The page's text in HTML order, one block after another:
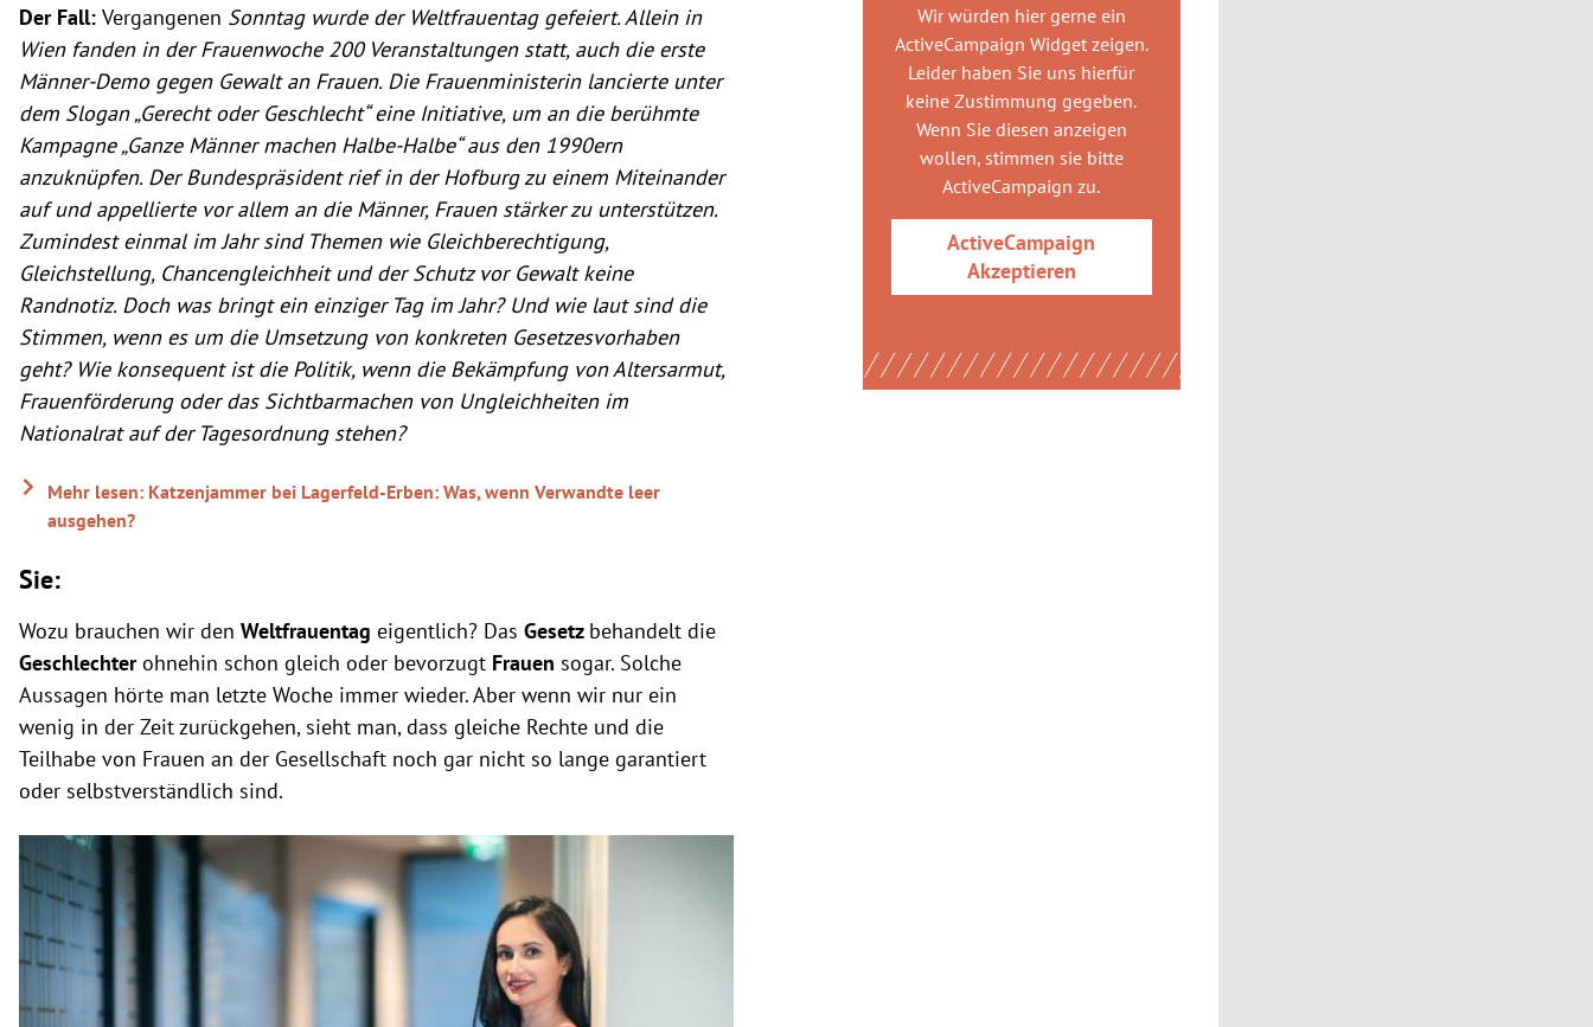
Der Fall: Vergangenen Sonntag wurde der Weltfrauentag gefeiert. Allein in
Wien fanden in der Frauenwoche 200 Veranstaltungen statt, auch die erste
Männer-Demo gegen Gewalt an Frauen. Die Frauenministerin lancierte unter
dem Slogan „Gerecht oder Geschlecht“ eine Initiative, um an die berühmte
Kampagne „Ganze Männer machen Halbe-Halbe“ aus den 1990ern
anzuknüpfen. Der Bundespräsident rief in der Hofburg zu einem Miteinander
auf und appellierte vor allem an die Männer, Frauen stärker zu unterstützen.
Zumindest einmal im Jahr sind Themen wie Gleichberechtigung,
Gleichstellung, Chancengleichheit und der Schutz vor Gewalt keine
Randnotiz. Doch was bringt ein einziger Tag im Jahr? Und wie laut sind die
Stimmen, wenn es um die Umsetzung von konkreten Gesetzesvorhaben
geht? Wie konsequent ist die Politik, wenn die Bekämpfung von Altersarmut,
Frauenförderung oder das Sichtbarmachen von Ungleichheiten im
Nationalrat auf der Tagesordnung stehen?
Mehr lesen: Katzenjammer bei Lagerfeld-Erben: Was, wenn Verwandte leer
ausgehen?
Sie:
Wozu brauchen wir den Weltfrauentag eigentlich? Das Gesetz behandelt die
Geschlechterohnehin schon gleich oder bevorzugt Frauen sogar. Solche
Aussagen hörte man letzte Woche immer wieder. Aber wenn wir nur ein
wenig in der Zeit zurückgehen, sieht man, dass gleiche Rechte und die
Teilhabe von Frauen an der Gesellschaft noch gar nicht so lange garantiert
oder selbstverständlich sind.
Wir würden hier gerne ein
ActiveCampaign Widgetzeigen.
Leider haben Sie uns hierfür
keine Zustimmung gegeben.
Wenn Sie diesen anzeigen
wollen, stimmen sie bitte
ActiveCampaign zu.
ActiveCampaign
Akzeptieren